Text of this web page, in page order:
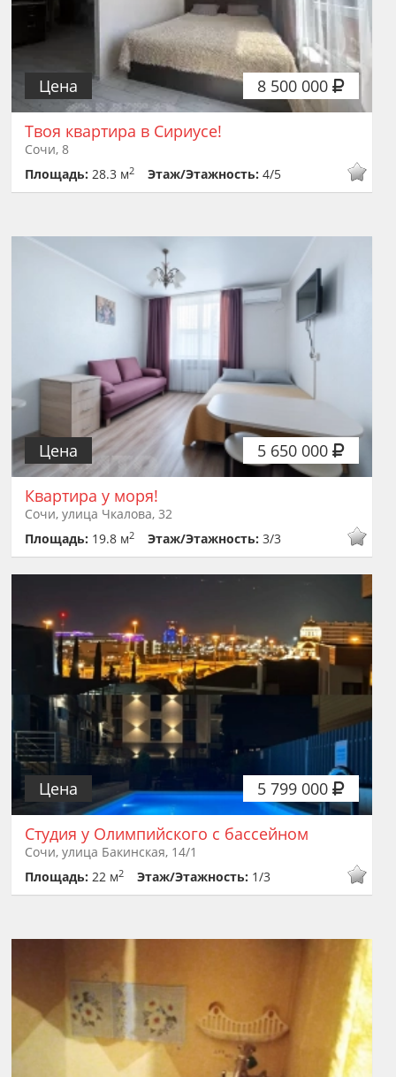
8 500 000
Цена
Твоя квартира в Сириусе!
Сочи, 8
Площадь:28.3 м2 Этаж/Этажность:4/5
5 650 000
Цена
Квартира у моря!
Сочи, улица Чкалова, 32
Площадь: 19.8 м2 Этаж/Этажность:3/3
5 799 000
Цена
Студия у Олимпийского с бассейном
Сочи, улица Бакинская, 14/1
Площадь:22 м2 Этаж/Этажность: 1/3